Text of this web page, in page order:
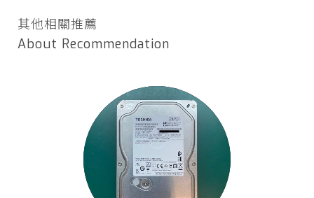
其他相關推薦
About Recommendation